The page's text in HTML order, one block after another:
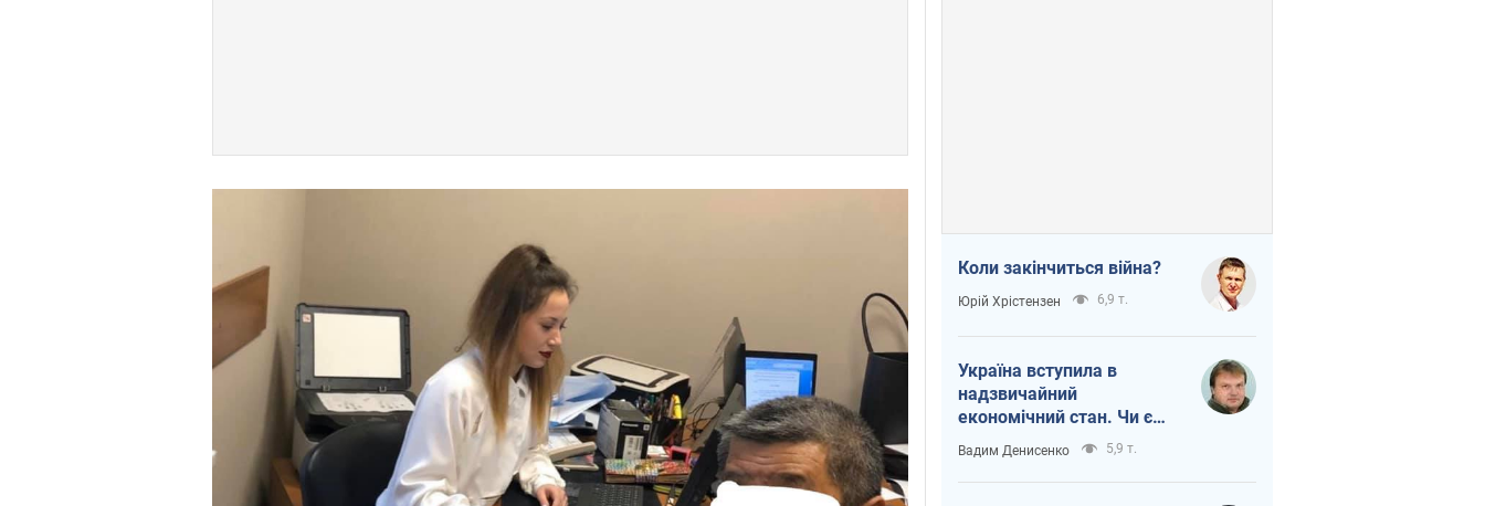
Коли закінчиться війна?
Юрій Хрістензен 6,9 т.
Україна вступила в
надзвичайний
економічний стан. Чи є
світло вкінці тунелю?
Вадим Денисенко 5,9 т.